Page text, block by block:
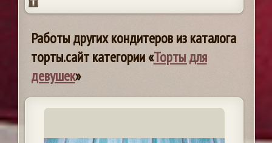
Работы других кондитеров из каталога
торты.сайт категории «Торты для
девушек»